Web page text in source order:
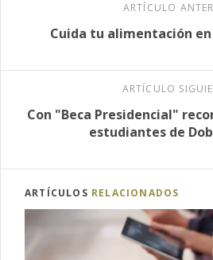
ARTÍCULO
Cuida tu alimentación
ARTÍCULO
Con "Beca Presidencial"
estudiantes de
ARTÍCULOS RELACIONADOS